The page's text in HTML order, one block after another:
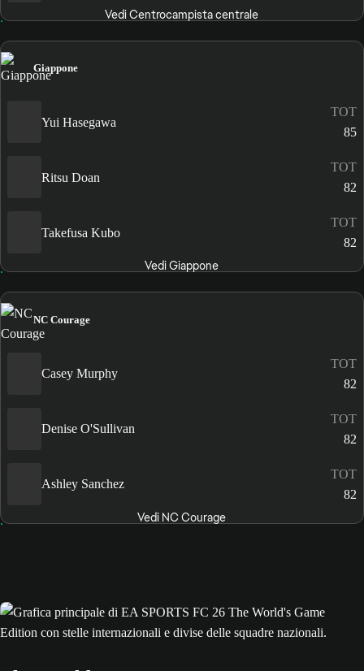
Vedi Centrocampista centrale
Giappone
Yui Hasegawa
TOT
85
Ritsu Doan
TOT
82
Takefusa Kubo
TOT
82
Vedi Giappone
NC Courage
Casey Murphy
TOT
82
Denise O'Sullivan
TOT
82
Ashley Sanchez
TOT
82
Vedi NC Courage